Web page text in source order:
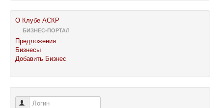
О Клубе АСКР
БИЗНЕС-ПОРТАЛ
Предложения
Бизнесы
Добавить Бизнес
Логин